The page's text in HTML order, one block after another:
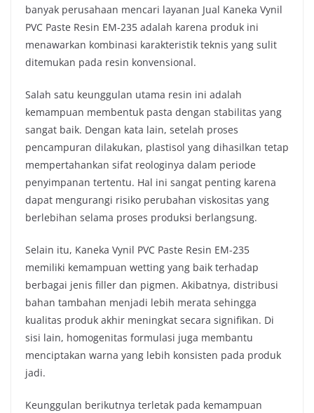
banyak perusahaan mencari layanan Jual Kaneka Vynil
PVC Paste Resin EM-235 adalah karena produk ini
menawarkan kombinasi karakteristik teknis yang sulit
ditemukan pada resin konvensional.
Salah satu keunggulan utama resin ini adalah
kemampuan membentuk pasta dengan stabilitas yang
sangat baik. Dengan kata lain, setelah proses
pencampuran dilakukan, plastisol yang dihasilkan tetap
mempertahankan sifat reologinya dalam periode
penyimpanan tertentu. Hal ini sangat penting karena
dapat mengurangi risiko perubahan viskositas yang
berlebihan selama proses produksi berlangsung.
Selain itu, Kaneka Vynil PVC Paste Resin EM-235
memiliki kemampuan wetting yang baik terhadap
berbagai jenis filler dan pigmen. Akibatnya, distribusi
bahan tambahan menjadi lebih merata sehingga
kualitas produk akhir meningkat secara signifikan. Di
sisi lain, homogenitas formulasi juga membantu
menciptakan warna yang lebih konsisten pada produk
jadi.
Keunggulan berikutnya terletak pada kemampuan